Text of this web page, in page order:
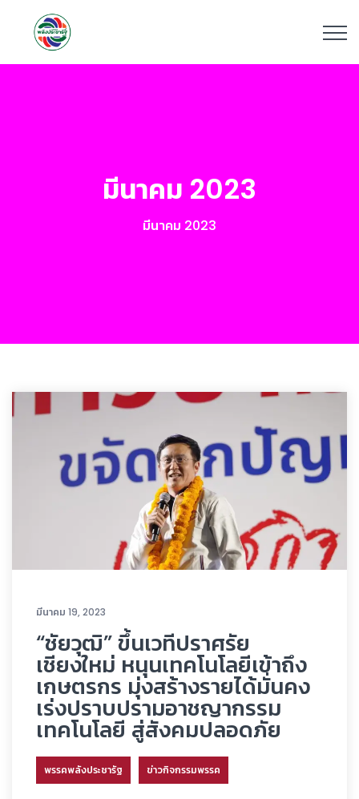
มีนาคม 2023
มีนาคม 2023
มีนาคม 19, 2023
“ชัยวุฒิ” ขึ้นเวทีปราศรัย
เชียงใหม่ หนุนเทคโนโลยีเข้าถึง
เกษตรกร มุ่งสร้างรายได้มั่นคง
เร่งปราบปรามอาชญากรรม
เทคโนโลยี สู่สังคมปลอดภัย
พรรคพลังประชารัฐ ข่าวกิจกรรมพรรค